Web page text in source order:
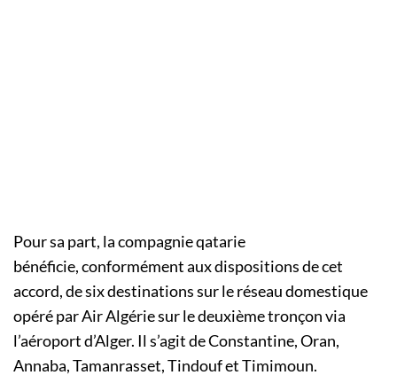
Pour sa part, la compagnie qatarie
bénéficie, conformément aux dispositions de cet
accord, de six destinations sur le réseau domestique
opéré par Air Algérie sur le deuxième tronçon via
l’aéroport d’Alger. Il s’agit de Constantine, Oran,
Annaba, Tamanrasset, Tindouf et Timimoun.